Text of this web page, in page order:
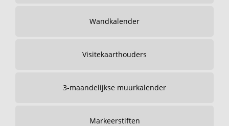
Wandkalender
Visitekaarthouders
3-maandelijkse muurkalender
Markeerstiften